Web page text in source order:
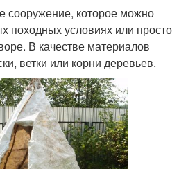
которое можно
походных условиях или просто
В качестве материалов
ветки или корни деревьев.